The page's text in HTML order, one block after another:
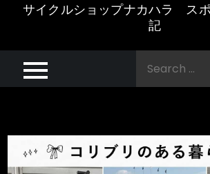
サイクルショップナカハラ ス
記